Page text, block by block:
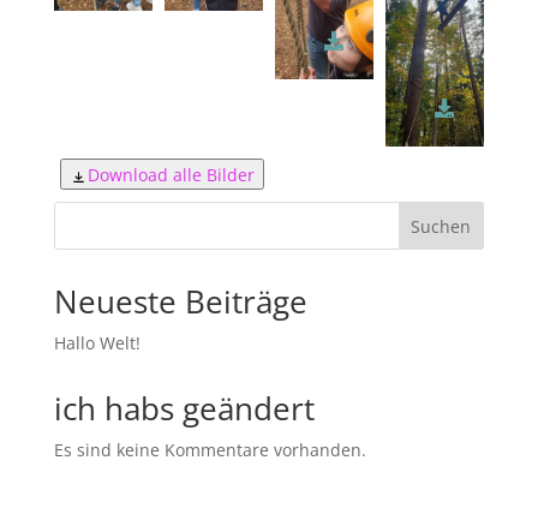
Download alle Bilder
Suchen
Neueste Beiträge
Hallo Welt!
ich habs geändert
Es sind keine Kommentare vorhanden.